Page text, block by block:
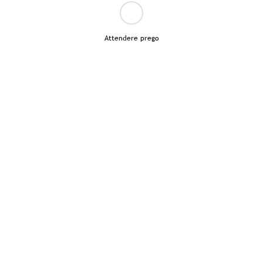
Attendere prego